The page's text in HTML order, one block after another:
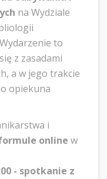
na Wydziale
to
z zasadami
a w jego trakcie
opiekuna
i
online w
- spotkanie z